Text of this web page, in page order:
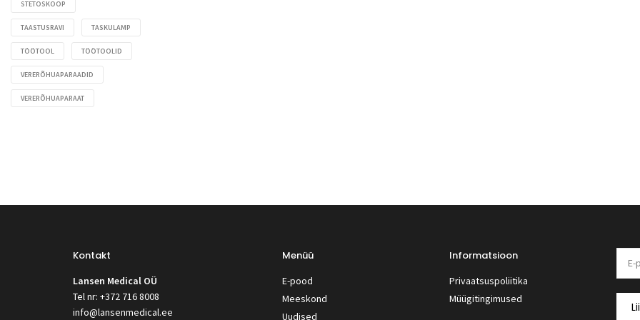
STETOSKOOP
TAASTUSRAVI TASKULAMP
TÖÖTOOL TÖÖTOOLID
VERERÕHUAPARAADID
VERERÕHUAPARAAT
Kontakt
Lansen Medical OÜ
Tel nr: +372 716 8008
info@lansenmedical.ee
Menüü
E-pood
Meeskond
Uudised
Informatsioon
Privaatsuspoliitika
Müügitingimused